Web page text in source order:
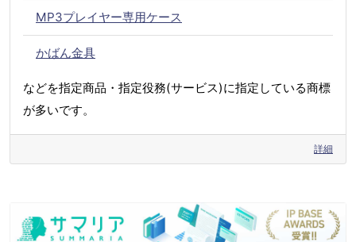
MP3プレイヤー専用ケース
かばん金具
などを指定商品・指定役務(サービス)に指定している商標
が多いです。
詳細